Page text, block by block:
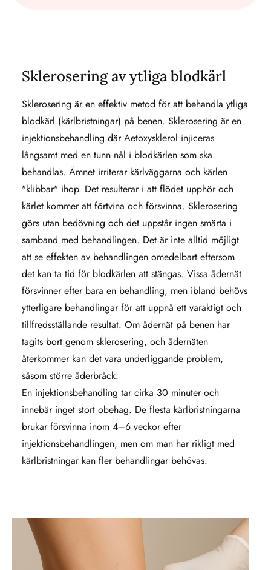
Sklerosering av ytliga blodkärl
Sklerosering är en effektiv metod för att behandla ytliga
blodkärl (kärlbristningar) på benen. Sklerosering är en
injektionsbehandling där Aetoxysklerol injiceras
långsamt med en tunn nål i blodkärlen som ska
behandlas. Ämnet irriterar kärlväggarna och kärlen
"klibbar" ihop. Det resulterar i att flödet upphör och
kärlet kommer att förtvina och försvinna. Sklerosering
görs utan bedövning och det uppstår ingen smärta i
samband med behandlingen. Det är inte alltid möjligt
att se effekten av behandlingen omedelbart eftersom
det kan ta tid för blodkärlen att stängas. Vissa ådernät
försvinner efter bara en behandling, men ibland behövs
ytterligare behandlingar för att uppnå ett varaktigt och
tillfredsställande resultat. Om ådernät på benen har
tagits bort genom sklerosering, och ådernäten
återkommer kan det vara underliggande problem,
såsom större åderbråck.
En injektionsbehandling tar cirka 30 minuter och
innebär inget stort obehag. De flesta kärlbristningarna
brukar försvinna inom 4–6 veckor efter
injektionsbehandlingen, men om man har rikligt med
kärlbristningar kan fler behandlingar behövas.